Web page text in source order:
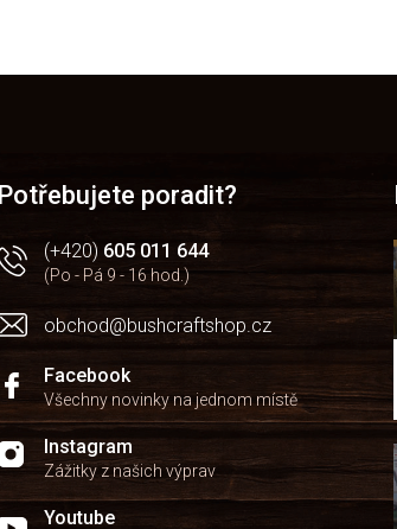
Potřebujete poradit?
(+420) 605 011 644
(Po - Pá 9 - 16 hod.)
obchod@bushcraftshop.cz
Facebook
Všechny novinky na jednom místě
Instagram
Zážitky z našich výprav
Youtube